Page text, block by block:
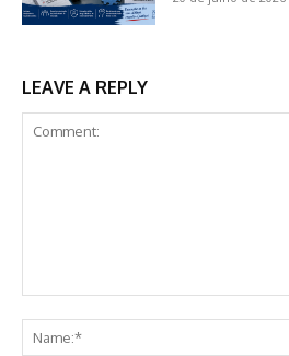
LEAVE A REPLY